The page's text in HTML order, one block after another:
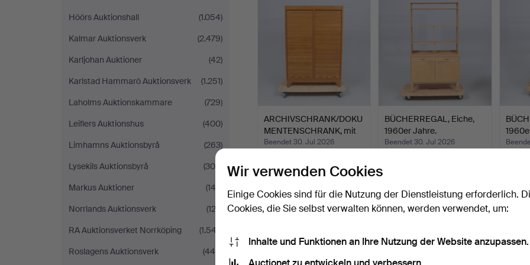
Höörs Auktionshall
(1.054)
Kalmar Auktionsverk
(2.479)
Karljohan Auktioner
(42)
Karlstad Hammarö Auktionsverk
(1.251)
Laholms Auktionskammare
(729)
Leiflers Auktionshus
(400)
Limhamns Auktionsbyrå
(263)
Lysekils Auktionsbyrå
(304)
Markus Auktioner
(142)
Norrlands Auktionsverk
(123)
RA Auktionsverket Norrköping
(1.547)
Roslagens Auktionsverk
(445)
ARCHIVSCHRANK/DOKU
MENTENSCHRANK, mit
Rolll…
Beendet 30. Jul 2026
254 USD
BÜCHERREGAL, Eiche,
1960er Jahre.
Beendet 30. Jul 2026
Wir verwenden Cookies
Einige Cookies sind für die Nutzung der Dienstleistung erforderlich.
Cookies, die Sie selbst verwalten können, werden verwendet, um:
Inhalte und Funktionen an Ihre Nutzung der Website anzupassen.